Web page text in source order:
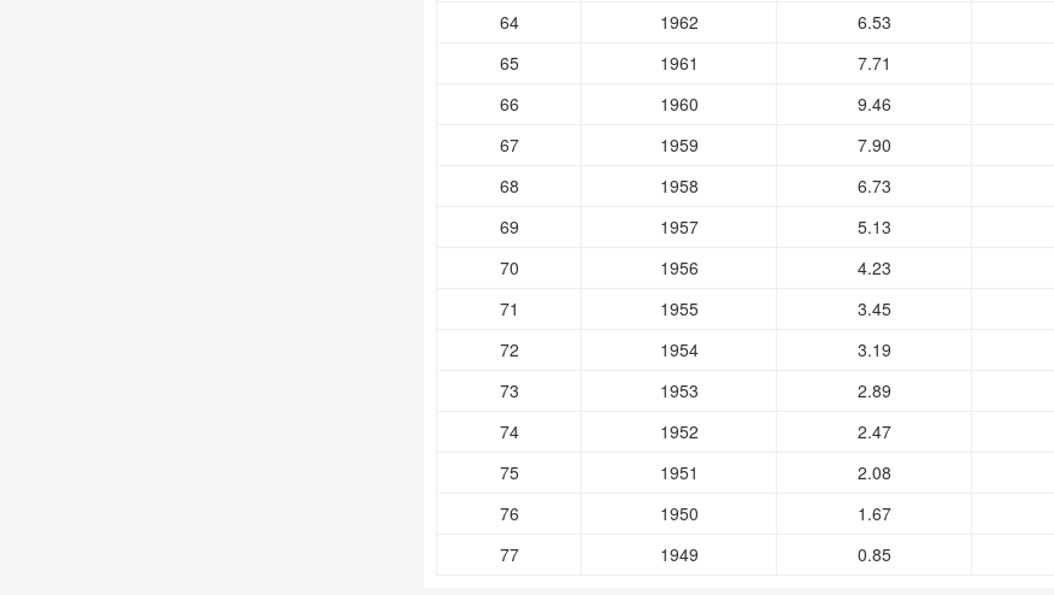
64
1962 6.53
65
1961 7.71
66
1960 9.46
67
1959 7.90
68
1958 6.73
69
1957 5.13
70
1956 4.23
71
1955 3.45
72
1954 3.19
73
1953 2.89
74
1952 2.47
75
1951 2.08
76
1950 1.67
77
1949 0.85